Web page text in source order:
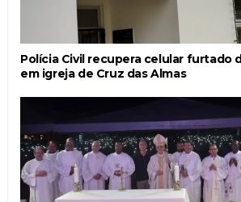
Polícia Civil recupera celular furtado
em igreja de Cruz das Almas